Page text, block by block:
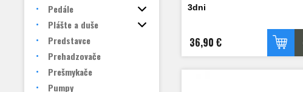
Pedále
Plášte a duše
Predstavce
Prehadzovače
Prešmykače
Pumpy
3dni
36,90 €